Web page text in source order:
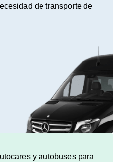
de transporte de
y autobuses para